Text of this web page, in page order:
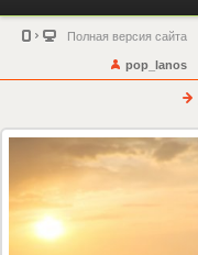
Полная версия сайта
pop_lanos